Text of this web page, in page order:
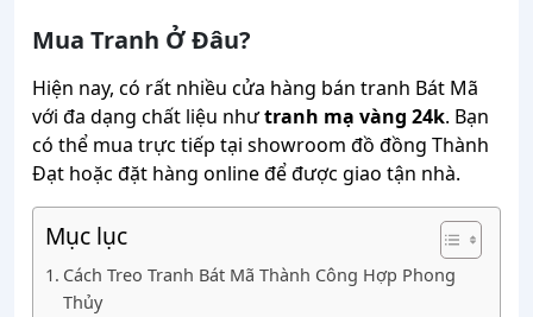
Mua Tranh Ở Đâu?
Hiện nay, có rất nhiều cửa hàng bán tranh Bát Mã
với đa dạng chất liệu nhưtranh mạ vàng 24k. Bạn
có thể mua trực tiếp tại showroom đồ đồng Thành
Đạt hoặc đặt hàng online để được giao tận nhà.
Mục lục
Cách Treo Tranh Bát Mã Thành Công Hợp Phong
Thủy